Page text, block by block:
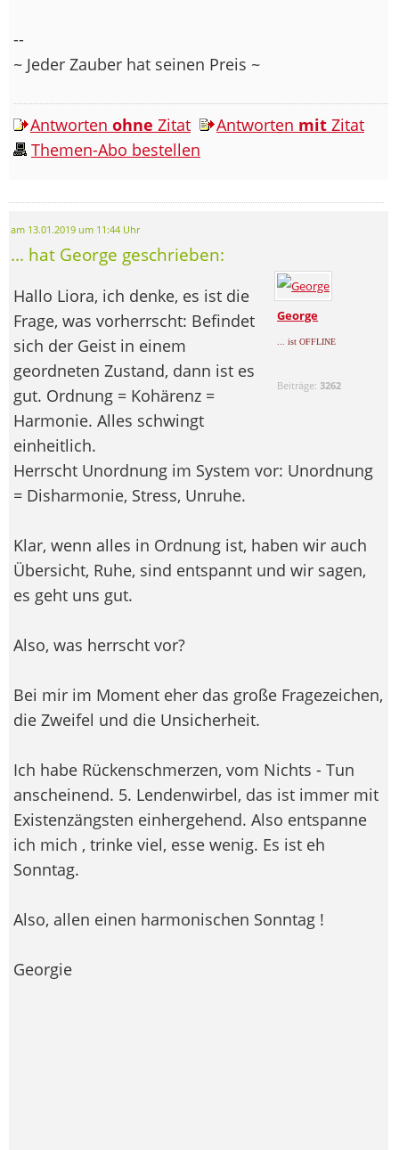
--
~ Jeder Zauber hat seinen Preis ~
Antworten ohne Zitat Antworten mit Zitat
Themen-Abo bestellen
am 13.01.2019 um 11:44 Uhr
... hat George geschrieben:
George
... ist OFFLINE
Beiträge:3262
Hallo Liora, ich denke, es ist die
Frage, was vorherrscht: Befindet
sich der Geist in einem
geordneten Zustand, dann ist es
gut. Ordnung = Kohärenz =
Harmonie. Alles schwingt
einheitlich.
Herrscht Unordnung im System vor: Unordnung
= Disharmonie, Stress, Unruhe.
Klar, wenn alles in Ordnung ist, haben wir auch
Übersicht, Ruhe, sind entspannt und wir sagen,
es geht uns gut.
Also, was herrscht vor?
Bei mir im Moment eher das große Fragezeichen,
die Zweifel und die Unsicherheit.
Ich habe Rückenschmerzen, vom Nichts - Tun
anscheinend. 5. Lendenwirbel, das ist immer mit
Existenzängsten einhergehend. Also entspanne
ich mich , trinke viel, esse wenig. Es ist eh
Sonntag.
Also, allen einen harmonischen Sonntag !
Georgie